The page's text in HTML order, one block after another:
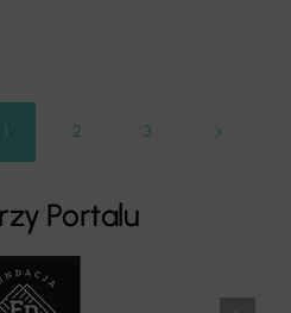
1 2 3
Portalu